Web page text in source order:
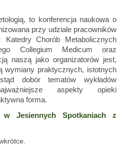
to konferencja naukowa o
przy udziale pracowników
Chorób Metabolicznych
Collegium Medicum oraz
naszą jako organizatorów jest,
wymiany praktycznych, istotnych
dobór tematów wykładów
aspekty opieki
forma.
w Jesiennych Spotkaniach z